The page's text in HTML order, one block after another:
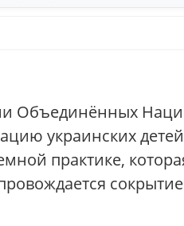
Объединённых
украинских
практике,